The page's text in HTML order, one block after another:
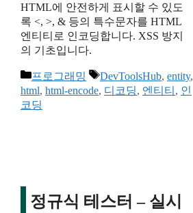
HTML에 안전하게 표시할 수 있도
록 <, >, & 등의 특수문자를 HTML
엔티티로 인코딩합니다. XSS 방지
의 기초입니다.
카
테
고
프로그래밍
태
그
DevToolsHub, entity,
html, html-encode, 디코딩, 엔티티 , 인
코딩
정규식 테스터 – 실시